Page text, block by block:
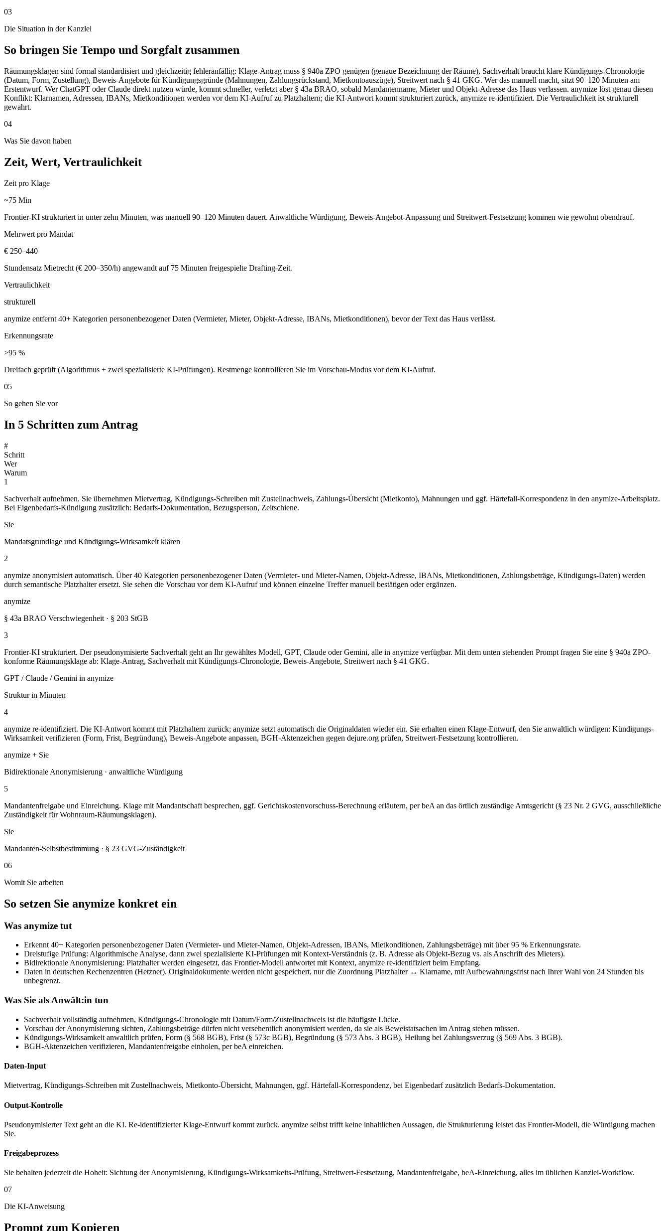
03
Die Situation in der Kanzlei
So bringen Sie Tempo und Sorgfalt zusammen
Räumungsklagen sind formal standardisiert und gleichzeitig fehleranfällig: Klage-Antrag muss § 940a ZPO genügen (genaue Bezeichnung der Räume), Sachverhalt braucht klare Kündigungs-Chronologie
(Datum, Form, Zustellung), Beweis-Angebote für Kündigungsgründe (Mahnungen, Zahlungsrückstand, Mietkontoauszüge), Streitwert nach § 41 GKG. Wer das manuell macht, sitzt 90–120 Minuten am
Erstentwurf. Wer ChatGPT oder Claude direkt nutzen würde, kommt schneller, verletzt aber § 43a BRAO, sobald Mandantenname, Mieter und Objekt-Adresse das Haus verlassen. anymize löst genau diesen
Konflikt: Klarnamen, Adressen, IBANs, Mietkonditionen werden vor dem KI-Aufruf zu Platzhaltern; die KI-Antwort kommt strukturiert zurück, anymize re-identifiziert. Die Vertraulichkeit ist strukturell
gewahrt.
04
Was Sie davon haben
Zeit, Wert, Vertraulichkeit
Zeit pro Klage
~75 Min
Frontier-KI strukturiert in unter zehn Minuten, was manuell 90–120 Minuten dauert. Anwaltliche Würdigung, Beweis-Angebot-Anpassung und Streitwert-Festsetzung kommen wie gewohnt obendrauf.
Mehrwert pro Mandat
€ 250–440
Stundensatz Mietrecht (€ 200–350/h) angewandt auf 75 Minuten freigespielte Drafting-Zeit.
Vertraulichkeit
strukturell
anymize entfernt 40+ Kategorien personenbezogener Daten (Vermieter, Mieter, Objekt-Adresse, IBANs, Mietkonditionen), bevor der Text das Haus verlässt.
Erkennungsrate
>95 %
Dreifach geprüft (Algorithmus + zwei spezialisierte KI-Prüfungen). Restmenge kontrollieren Sie im Vorschau-Modus vor dem KI-Aufruf.
05
So gehen Sie vor
In 5 Schritten zum Antrag
#
Schritt
Wer
Warum
1
Sachverhalt aufnehmen. Sie übernehmen Mietvertrag, Kündigungs-Schreiben mit Zustellnachweis, Zahlungs-Übersicht (Mietkonto), Mahnungen und ggf. Härtefall-Korrespondenz in den anymize-Arbeitsplatz.
Bei Eigenbedarfs-Kündigung zusätzlich: Bedarfs-Dokumentation, Bezugsperson, Zeitschiene.
Sie
Mandatsgrundlage und Kündigungs-Wirksamkeit klären
2
anymize anonymisiert automatisch. Über 40 Kategorien personenbezogener Daten (Vermieter- und Mieter-Namen, Objekt-Adresse, IBANs, Mietkonditionen, Zahlungsbeträge, Kündigungs-Daten) werden
durch semantische Platzhalter ersetzt. Sie sehen die Vorschau vor dem KI-Aufruf und können einzelne Treffer manuell bestätigen oder ergänzen.
anymize
§ 43a BRAO Verschwiegenheit · § 203 StGB
3
Frontier-KI strukturiert. Der pseudonymisierte Sachverhalt geht an Ihr gewähltes Modell, GPT, Claude oder Gemini, alle in anymize verfügbar. Mit dem unten stehenden Prompt fragen Sie eine § 940a ZPO-
konforme Räumungsklage ab: Klage-Antrag, Sachverhalt mit Kündigungs-Chronologie, Beweis-Angebote, Streitwert nach § 41 GKG.
GPT / Claude / Gemini in anymize
Struktur in Minuten
4
anymize re-identifiziert. Die KI-Antwort kommt mit Platzhaltern zurück; anymize setzt automatisch die Originaldaten wieder ein. Sie erhalten einen Klage-Entwurf, den Sie anwaltlich würdigen: Kündigungs-
Wirksamkeit verifizieren (Form, Frist, Begründung), Beweis-Angebote anpassen, BGH-Aktenzeichen gegen dejure.org prüfen, Streitwert-Festsetzung kontrollieren.
anymize + Sie
Bidirektionale Anonymisierung · anwaltliche Würdigung
5
Mandantenfreigabe und Einreichung. Klage mit Mandantschaft besprechen, ggf. Gerichtskostenvorschuss-Berechnung erläutern, per beA an das örtlich zuständige Amtsgericht (§ 23 Nr. 2 GVG, ausschließliche
Zuständigkeit für Wohnraum-Räumungsklagen).
Sie
Mandanten-Selbstbestimmung · § 23 GVG-Zuständigkeit
06
Womit Sie arbeiten
So setzen Sie anymize konkret ein
Was anymize tut
Erkennt 40+ Kategorien personenbezogener Daten (Vermieter- und Mieter-Namen, Objekt-Adressen, IBANs, Mietkonditionen, Zahlungsbeträge) mit über 95 % Erkennungsrate.
Dreistufige Prüfung: Algorithmische Analyse, dann zwei spezialisierte KI-Prüfungen mit Kontext-Verständnis (z. B. Adresse als Objekt-Bezug vs. als Anschrift des Mieters).
Bidirektionale Anonymisierung: Platzhalter werden eingesetzt, das Frontier-Modell antwortet mit Kontext, anymize re-identifiziert beim Empfang.
Daten in deutschen Rechenzentren (Hetzner). Originaldokumente werden nicht gespeichert, nur die Zuordnung Platzhalter ↔ Klarname, mit Aufbewahrungsfrist nach Ihrer Wahl von 24 Stunden bis
unbegrenzt.
Was Sie als Anwält:in tun
Sachverhalt vollständig aufnehmen, Kündigungs-Chronologie mit Datum/Form/Zustellnachweis ist die häufigste Lücke.
Vorschau der Anonymisierung sichten, Zahlungsbeträge dürfen nicht versehentlich anonymisiert werden, da sie als Beweistatsachen im Antrag stehen müssen.
Kündigungs-Wirksamkeit anwaltlich prüfen, Form (§ 568 BGB), Frist (§ 573c BGB), Begründung (§ 573 Abs. 3 BGB), Heilung bei Zahlungsverzug (§ 569 Abs. 3 BGB).
BGH-Aktenzeichen verifizieren, Mandantenfreigabe einholen, per beA einreichen.
Daten-Input
Mietvertrag, Kündigungs-Schreiben mit Zustellnachweis, Mietkonto-Übersicht, Mahnungen, ggf. Härtefall-Korrespondenz, bei Eigenbedarf zusätzlich Bedarfs-Dokumentation.
Output-Kontrolle
Pseudonymisierter Text geht an die KI. Re-identifizierter Klage-Entwurf kommt zurück. anymize selbst trifft keine inhaltlichen Aussagen, die Strukturierung leistet das Frontier-Modell, die Würdigung machen
Sie.
Freigabeprozess
Sie behalten jederzeit die Hoheit: Sichtung der Anonymisierung, Kündigungs-Wirksamkeits-Prüfung, Streitwert-Festsetzung, Mandantenfreigabe, beA-Einreichung, alles im üblichen Kanzlei-Workflow.
07
Die KI-Anweisung
Prompt zum Kopieren